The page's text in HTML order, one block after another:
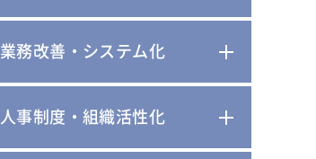
業務改善・システム化
人事制度・組織活性化